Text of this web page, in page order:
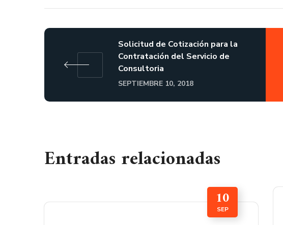
Solicitud de Cotización para la
Contratación del Servicio de
Consultoria
SEPTIEMBRE 10, 2018
Entradas relacionadas
10
SEP